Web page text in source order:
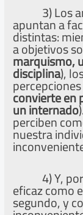
3)Los
apuntan a
distintas:
a objetivos
marquismo,
disciplina),
convierte en
un internado
perciben
nuestra
4) Y, por
eficaz como
segundo, y